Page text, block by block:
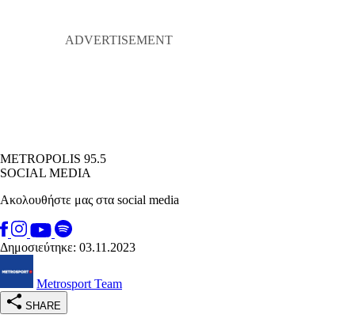
METROPOLIS 95.5
SOCIAL MEDIA
Ακολουθήστε μας στα social media
Δημοσιεύτηκε: 03.11.2023
Metrosport Team
SHARE